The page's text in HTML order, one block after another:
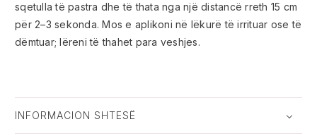
sqetulla të pastra dhe të thata nga një distancë rreth 15 cm
për 2–3 sekonda. Mos e aplikoni në lëkurë të irrituar ose të
dëmtuar; lëreni të thahet para veshjes.
INFORMACION SHTESË